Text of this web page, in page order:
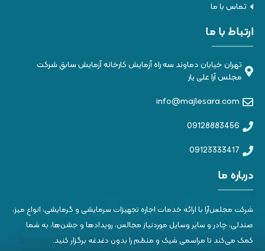
تماس با ما
ارتباط با ما
تهران خیابان دماوند سه راه آزمایش کارخانه آزمایش سابق شرکت
مجلس آرا علی یار
info@majlesara.com
09128883456
09123333417
درباره ما
شرکت مجلس‌آرا با ارائه خدمات اجاره تجهیزات سرمایشی و گرمایشی، انواع میز،
صندلی، چادر و سایر وسایل موردنیاز مجالس، رویدادها و جشن‌ها، به شما
کمک می‌کند تا مراسمی شیک و منظم را بدون دغدغه برگزار کنید.